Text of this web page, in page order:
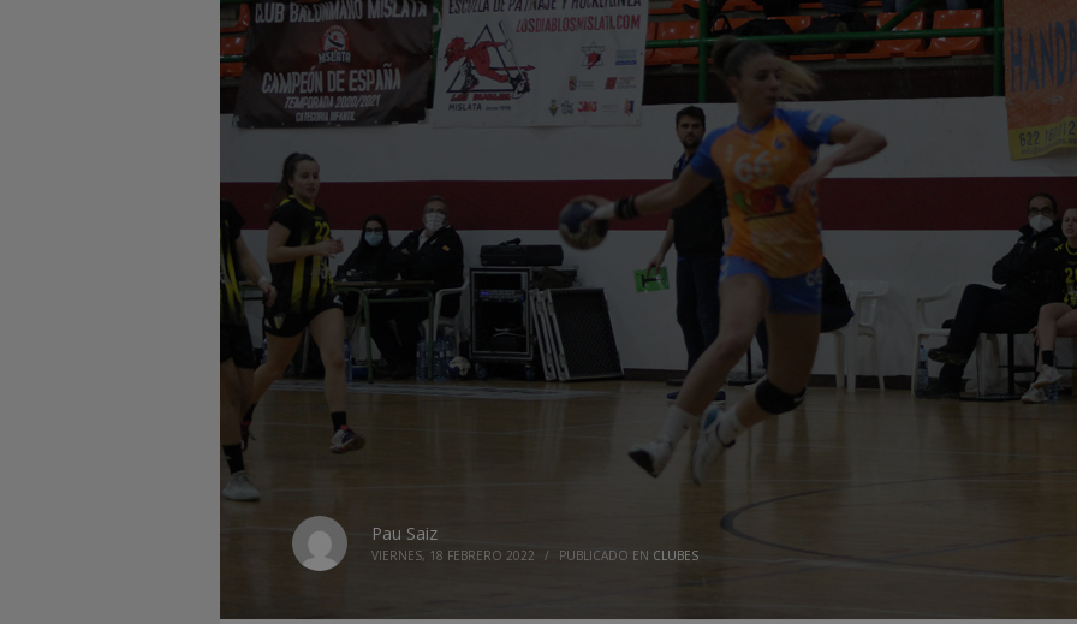
Pau Saiz
VIERNES, 18 FEBRERO 2022 / PUBLICADO EN CLUBES